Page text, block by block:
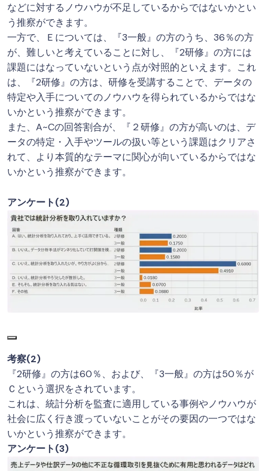
などに対するノウハウが不足しているからではないかとい
う推察ができます。
一方で、Ｅについては、『3一般』の方のうち、36％の方
が、難しいと考えていることに対し、『2研修』の方には
課題にはなっていないという点が対照的といえます。これ
は、『2研修』の方は、研修を受講することで、データの
特定や入手についてのノウハウを得られているからではな
いかという推察ができます。
また、A~Cの回答割合が、『２研修』の方が高いのは、デ
ータの特定・入手やツールの扱い等という課題はクリアさ
れて、より本質的なテーマに関心が向いているからではな
いかという推察ができます。
アンケート(2)
考察(2)
『2研修』の方は60％、および、『3一般』の方は50％が
Ｃという選択をされています。
これは、統計分析を監査に適用している事例やノウハウが
社会に広く行き渡っていないことがその要因の一つではな
いかという推察ができます。
アンケート(3)